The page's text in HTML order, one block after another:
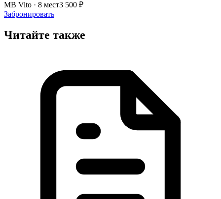
MB Vito · 8 мест3 500 ₽
Забронировать
Читайте также